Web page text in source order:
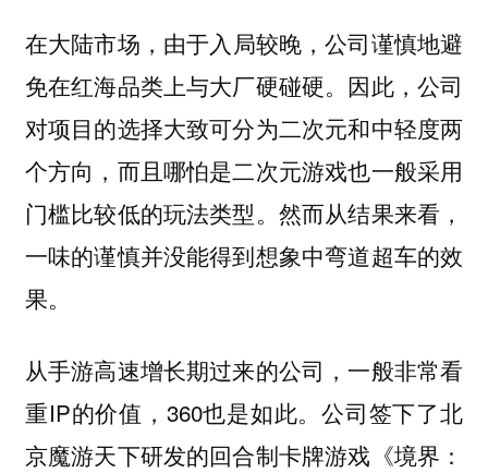
在大陆市场 ，由于入局较晚，公司谨慎地避
免在红海品类上与大厂硬碰硬。因此，公司
对项目的选择大致可分为二次元和中轻度两
个方向，而且哪怕是二次元游戏也一般采用
门槛比较低的玩法类型。然而从结果来看，
一味的谨慎并没能得到想象中弯道超车的效
果。
从手游高速增长期过来的公司，一般非常看
重IP的价值，360也是如此。公司签下了北
京魔游天下研发的回合制卡牌游戏《境界：